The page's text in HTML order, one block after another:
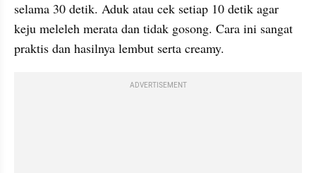
selama 30 detik. Aduk atau cek setiap 10 detik agar
keju meleleh merata dan tidak gosong. Cara ini sangat
praktis dan hasilnya lembut serta creamy.
ADVERTISEMENT